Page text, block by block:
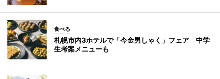
食べる
札幌市内3ホテルで「今金男しゃく」フェア 中学
生考案メニューも